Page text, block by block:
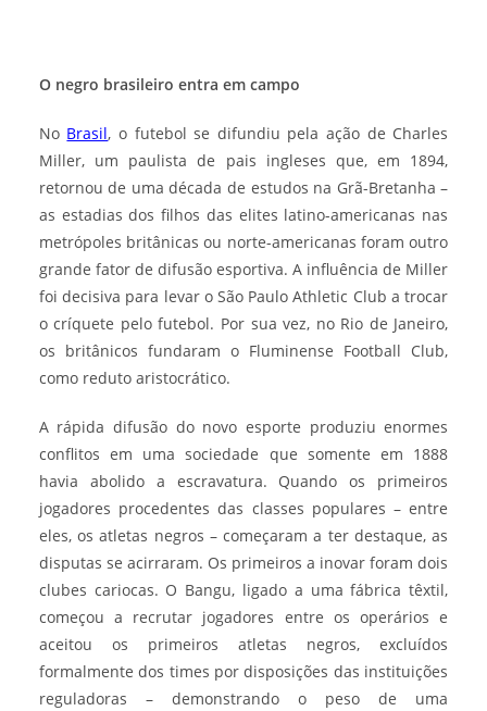
O negro brasileiro entra em campo
No Brasil, o futebol se difundiu pela ação de Charles
Miller, um paulista de pais ingleses que, em 1894,
retornou de uma década de estudos na Grã-Bretanha –
as estadias dos filhos das elites latino-americanas nas
metrópoles britânicas ou norte-americanas foram outro
grande fator de difusão esportiva. A influência de Miller
foi decisiva para levar o São Paulo Athletic Club a trocar
o críquete pelo futebol. Por sua vez, no Rio de Janeiro,
os britânicos fundaram o Fluminense Football Club,
como reduto aristocrático.
A rápida difusão do novo esporte produziu enormes
conflitos em uma sociedade que somente em 1888
havia abolido a escravatura. Quando os primeiros
jogadores procedentes das classes populares – entre
eles, os atletas negros – começaram a ter destaque, as
disputas se acirraram. Os primeiros a inovar foram dois
clubes cariocas. O Bangu, ligado a uma fábrica têxtil,
começou a recrutar jogadores entre os operários e
aceitou os primeiros atletas negros, excluídos
formalmente dos times por disposições das instituições
reguladoras – demonstrando o peso de uma